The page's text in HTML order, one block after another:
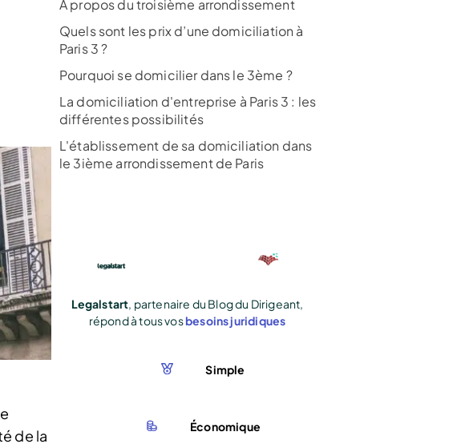
de la
A propos du troisième arrondissement
Quels sont les prix d’une domiciliation à
Paris 3 ?
Pourquoi se domicilier dans le 3ème ?
La domiciliation d'entreprise à Paris 3 : les
différentes possibilités
L'établissement de sa domiciliation dans
le 3ième arrondissement de Paris
Legalstart, partenaire du Blog du Dirigeant,
répond à tous vosbesoins juridiques
Simple
Économique